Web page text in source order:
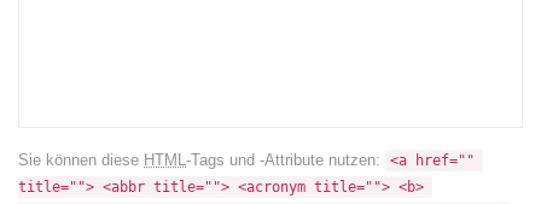
Sie können diese HTML-Tags und -Attribute nutzen:
<a href=""
title=""> <abbr title=""> <acronym title=""> <b>